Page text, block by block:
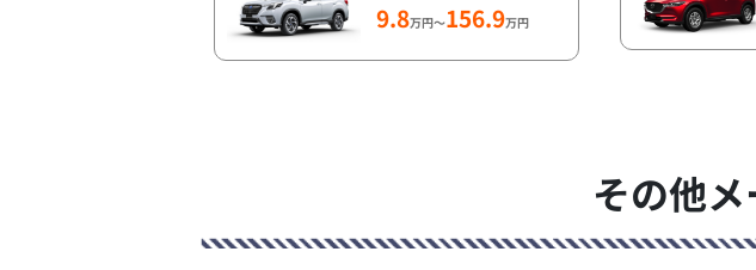
9.8万円～156.9万円
その他